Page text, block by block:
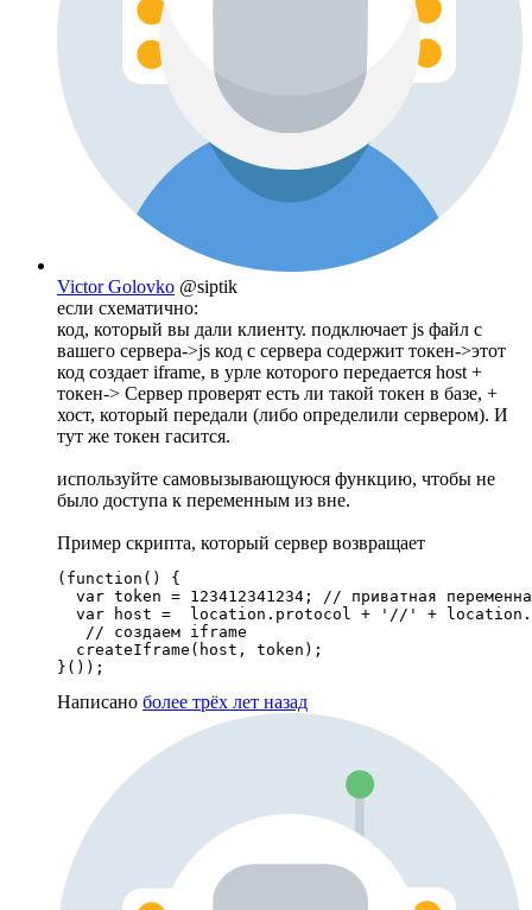
Victor Golovko @siptik
если схематично:
код, который вы дали клиенту. подключает js файл с
вашего сервера->js код c сервера содержит токен->этот
код создает iframe, в урле которого передается host +
токен-> Сервер проверят есть ли такой токен в базе, +
хост, который передали (либо определили сервером). И
тут же токен гасится.
используйте самовызывающуюся функцию, чтобы не
было доступа к переменным из вне.
Пример скрипта, который сервер возвращает
(function() {
var token = 123412341234; // приватная
var host =  location.protocol + '//' +
   // создаем iframe
  createIframe(host, token);
}());
Написано более трёх лет назад